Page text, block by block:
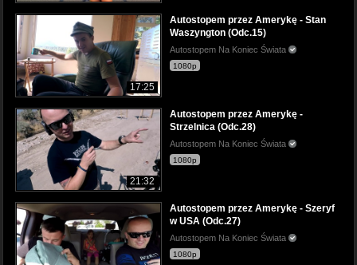
17:25
Autostopem przez Amerykę - Stan
Waszyngton (Odc.15)
Autostopem Na Koniec Świata
1080p
21:32
Autostopem przez Amerykę -
Strzelnica (Odc.28)
Autostopem Na Koniec Świata
1080p
Autostopem przez Amerykę - Szeryf
w USA (Odc.27)
Autostopem Na Koniec Świata
1080p